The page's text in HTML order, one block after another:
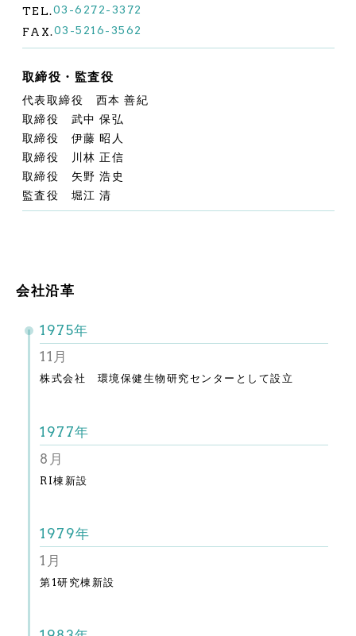
TEL.03-6272-3372
FAX.03-5216-3562
取締役・監査役
代表取締役 西本 善紀
取締役 武中 保弘
取締役 伊藤 昭人
取締役 川林 正信
取締役 矢野 浩史
監査役 堀江 清
会社沿革
1975年
11月
株式会社 環境保健生物研究センターとして設立
1977年
8月
RI棟新設
1979年
1月
第1研究棟新設